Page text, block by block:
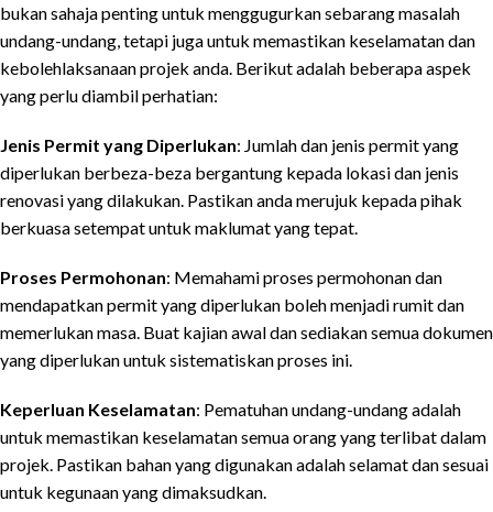
bukan sahaja penting untuk menggugurkan sebarang masalah
undang-undang, tetapi juga untuk memastikan keselamatan dan
kebolehlaksanaan projek anda. Berikut adalah beberapa aspek
yang perlu diambil perhatian:
Jenis Permit yang Diperlukan: Jumlah dan jenis permit yang
diperlukan berbeza-beza bergantung kepada lokasi dan jenis
renovasi yang dilakukan. Pastikan anda merujuk kepada pihak
berkuasa setempat untuk maklumat yang tepat.
Proses Permohonan: Memahami proses permohonan dan
mendapatkan permit yang diperlukan boleh menjadi rumit dan
memerlukan masa. Buat kajian awal dan sediakan semua dokumen
yang diperlukan untuk sistematiskan proses ini.
Keperluan Keselamatan: Pematuhan undang-undang adalah
untuk memastikan keselamatan semua orang yang terlibat dalam
projek. Pastikan bahan yang digunakan adalah selamat dan sesuai
untuk kegunaan yang dimaksudkan.